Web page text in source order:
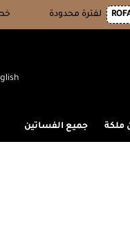
لفترة محدودة خصم إضافي
ملكة جميع الفساتين